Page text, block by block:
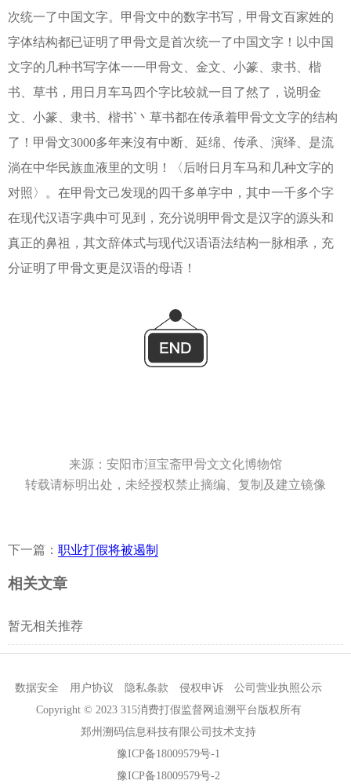
次统一了中国文字。甲骨文中的数字书写，甲骨文百家姓的
字体结构都已证明了甲骨文是首次统一了中国文字！以中国
文字的几种书写字体一一甲骨文、金文、小篆、隶书、楷
书、草书，用日月车马四个字比较就一目了然了，说明金
文、小篆、隶书、楷书`丶草书都在传承着甲骨文文字的结构
了！甲骨文3000多年来沒有中断、延绵、传承、演绎、是流
淌在中华民族血液里的文明！〈后咐日月车马和几种文字的
对照〉。在甲骨文己发现的四千多单字中，其中一千多个字
在现代汉语字典中可见到，充分说明甲骨文是汉字的源头和
真正的鼻祖，其文辞体式与现代汉语语法结构一脉相承，充
分证明了甲骨文更是汉语的母语！
来源：安阳市洹宝斋甲骨文文化博物馆
转载请标明出处，未经授权禁止摘编、复制及建立镜像
下一篇： 职业打假将被遏制
相关文章
暂无相关推荐
数据安全 用户协议 隐私条款 侵权申诉
公司营业执照公示
Copyright © 2023 315消费打假监督网追溯平台版权所有
郑州溯码信息科技有限公司技术支持
豫ICP备18009579号-1
豫ICP备18009579号-2